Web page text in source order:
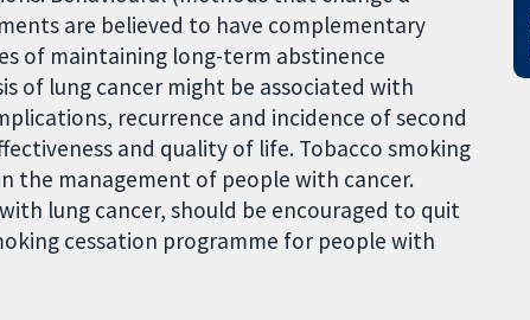
are believed to have complementary
of maintaining long-term abstinence
of lung cancer might be associated with
recurrence and incidence of second
and quality of life. Tobacco smoking
the management of people with cancer.
lung cancer, should be encouraged to quit
cessation programme for people with